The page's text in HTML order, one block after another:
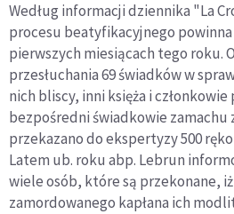
Według informacji dziennika "La
procesu beatyfikacyjnego powinna
pierwszych miesiącach tego roku.
przesłuchania 69 świadków w
nich bliscy, inni księża i
bezpośredni świadkowie zamachu
przekazano do ekspertyzy 500
Latem ub. roku abp. Lebrun
wiele osób, które są przekonane,
zamordowanego kapłana ich